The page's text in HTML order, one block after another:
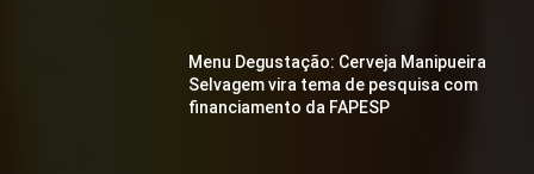
Menu Degustação: Cerveja Manipueira
Selvagem vira tema de pesquisa com
financiamento da FAPESP